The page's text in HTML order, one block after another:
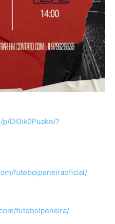
DI0ik0Puako/?
futebolpeneiraoficial/
futebolpeneira/